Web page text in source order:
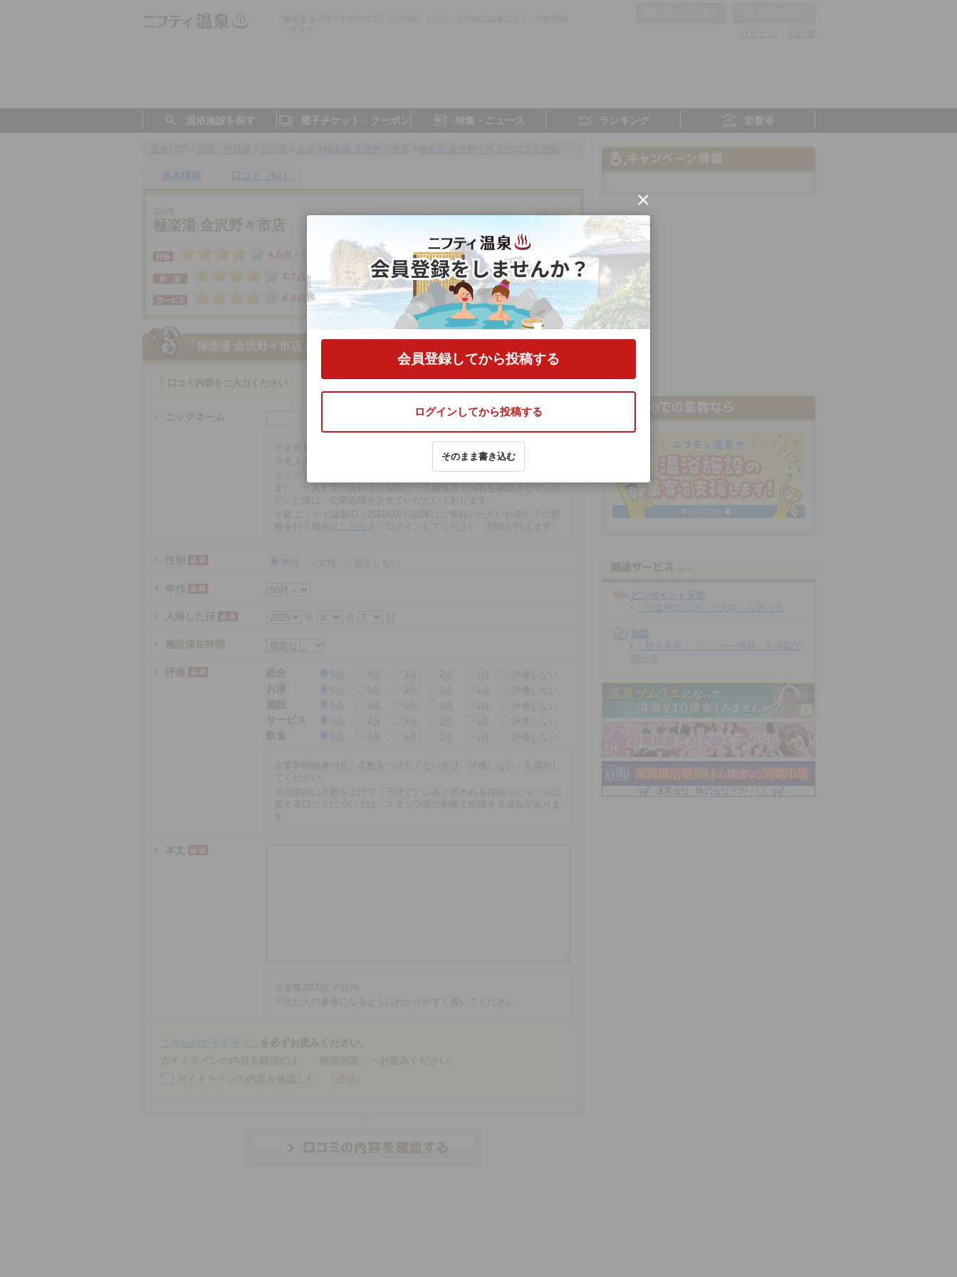
温浴施設を探す 電子チケット・クーポン 特集・ニュース ランキング 岩盤浴
基本情報 口コミ（61）
極楽湯 金沢野々市店
4.6点 / 61件 石川県／金沢
4.7点
4.7点
4.8点
4.6点
「極楽湯 金沢野々市店」
ニックネーム
※ 全角16文字以内
※
※ゲストでの投稿は、再編集や削除ができませんので注意ください。
また、ゲストでの投稿は公開前に一度編集部で内容を確認させていた
だいた後に、公開処理をさせていただいております。
※ 新ニフティ温泉ID（2018/07/17以降にご登録いただいたID）での投
稿を行う場合は
こちら よりログインしてください（削除が行えます）
性別 男性 女性 指定しない
年代
入浴した日 年
施設滞在時間
評価 総合 5点 3点 2点 1点
評価しない
お湯
5点 3点 2点 1点
評価しない
施設
5点 3点 2点 1点
評価しない
サービス
5点 3点 2点 1点
評価しない
飲食
5点 3点 2点 1点 評価しない
※ 業界関係者の方、点数をつけたくない方は「評価しない」を選択し
てください。
※ 意図的に点数を上げて（下げて）いると思われる投稿などルールに
反する口コミについては、スタッフ側の判断で削除する場合がありま
本文
※ 全角2000文字以内
※ 読む人の参考になるようにわかりやすく書いてください。
（必須）
ピンポイント天気
「行楽地のスポット天気」を調べる
地図
「観光名所」「レジャー情報」を地図で
調べる
×
会員登録してから投稿する
ログインしてから投稿する
そのまま書き込む